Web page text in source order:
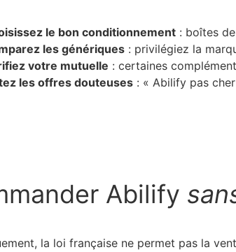
le bon conditionnement : boîtes
les génériques : privilégiez la
votre mutuelle : certaines
les offres douteuses : « Abilify pas
Abilify
la loi française ne permet pas la